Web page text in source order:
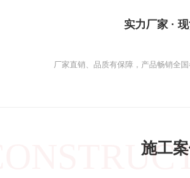
实力厂家 ·
厂家直销、品质有保障，产品畅销全
施工案